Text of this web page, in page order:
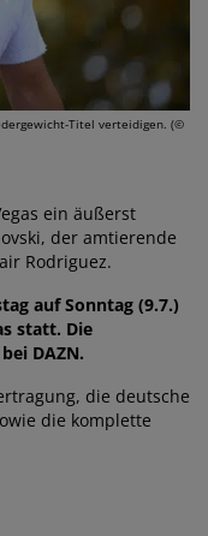
Titel verteidigen. (©
ein äußerst
der amtierende
Rodriguez.
auf Sonntag (9.7.)
statt. Die
DAZN.
die deutsche
die komplette